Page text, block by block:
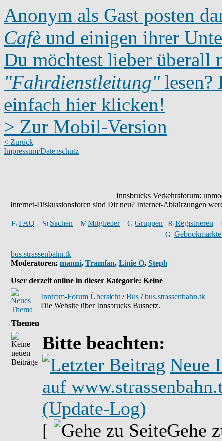
Anonym als Gast posten
Cafè und einigen ihrer
Du möchtest lieber überall
"Fahrdienstleitung"lesen?
einfach hier klicken!
> Zur Mobil-Version
< Zurück
Impressum/Datenschutz
Innsbrucks Verkehrsforum:
Internet-Diskussionsforen sind Dir neu? Internet-Abkürzungen
FAQ Suchen Mitglieder Gruppen
Registrieren
bus.strassenbahn.tk
Moderatoren: manni, Tramfan, Linie O, Steph
User derzeit online in dieser Kategorie: Keine
Inntram-Forum Übersicht /Bus /bus.strassenbahn.tk
Die Website über Innsbrucks Busnetz.
Themen
Bitte beachten:
Neue
auf
(Update-Log)
[
Gehe